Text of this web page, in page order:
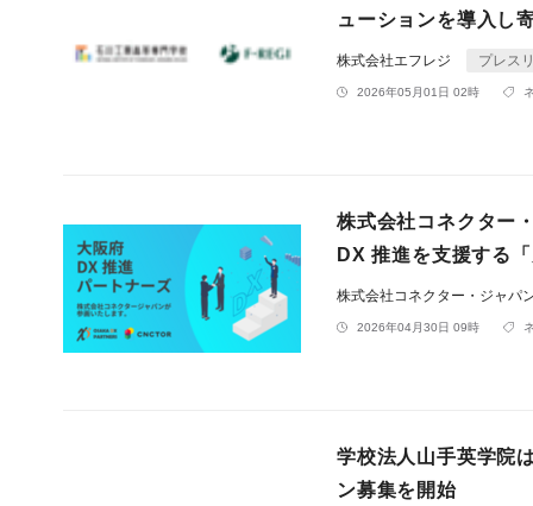
ューションを導入し
株式会社エフレジ プレス
2026年05月01日 02時
株式会社コネクター
DX 推進を支援する
株式会社コネクター・ジャパ
2026年04月30日 09時
学校法人山手英学院
ン募集を開始